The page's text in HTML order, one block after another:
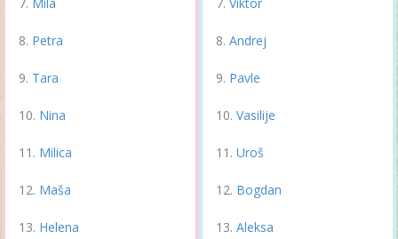
Petra
Tara
Nina
Milica
Maša
Helena
Andrej
Pavle
Vasilije
Uroš
Bogdan
Aleksa